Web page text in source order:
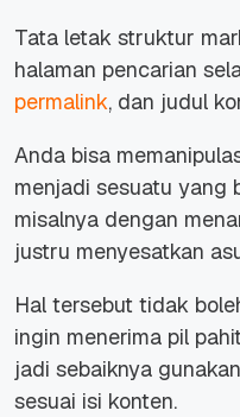
Tata letak struktur
halaman pencarian
permalink, dan judul
Anda bisa
menjadi sesuatu yang
misalnya dengan
justru menyesatkan
Hal tersebut tidak
ingin menerima pil
jadi sebaiknya
sesuai isi konten.